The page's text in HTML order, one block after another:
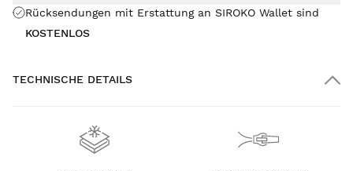
Rücksendungen mit Erstattung an SIROKO Wallet sind
KOSTENLOS
TECHNISCHE DETAILS